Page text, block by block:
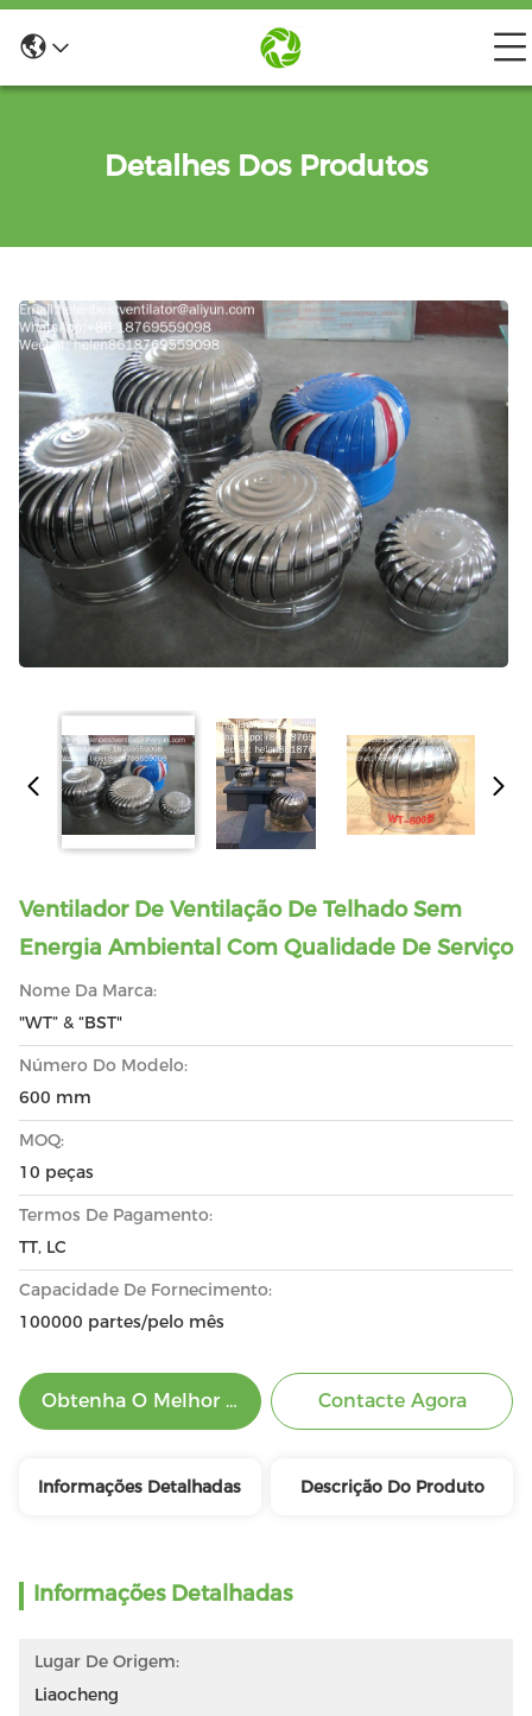
Detalhes Dos Produtos
Ventilador De Ventilação De Telhado Sem
Energia Ambiental Com Qualidade De Serviço
Nome Da Marca:
"WT” & “BST"
Número Do Modelo:
600 mm
MOQ:
10 peças
Termos De Pagamento:
TT, LC
Capacidade De Fornecimento:
100000 partes/pelo mês
Obtenha O Melhor Preço Contacte Agora
Informações Detalhadas Descrição Do Produto
Informações Detalhadas
Lugar De Origem:
Liaocheng